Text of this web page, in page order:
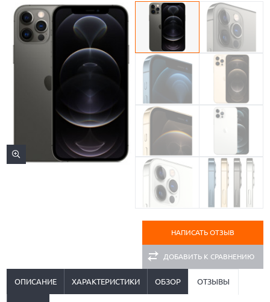
НАПИСАТЬ ОТЗЫВ
ДОБАВИТЬ К СРАВНЕНИЮ
ОПИСАНИЕ ХАРАКТЕРИСТИКИ ОБЗОР ОТЗЫВЫ